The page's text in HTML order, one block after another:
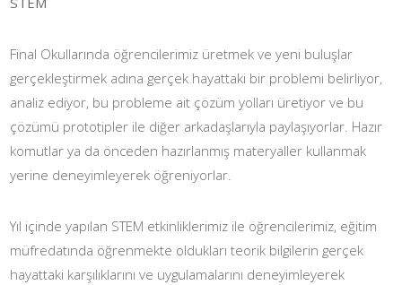
Final Okullarında öğrencilerimiz üretmek ve yeni buluşlar
gerçekleştirmek adına gerçek hayattaki bir problemi belirliyor,
analiz ediyor, bu probleme ait çözüm yolları üretiyor ve bu
çözümü prototipler ile diğer arkadaşlarıyla paylaşıyorlar. Hazır
komutlar ya da önceden hazırlanmış materyaller kullanmak
yerine deneyimleyerek öğreniyorlar.
Yıl içinde yapılan STEM etkinliklerimiz ile öğrencilerimiz, eğitim
müfredatında öğrenmekte oldukları teorik bilgilerin gerçek
hayattaki karşılıklarını ve uygulamalarını deneyimleyerek